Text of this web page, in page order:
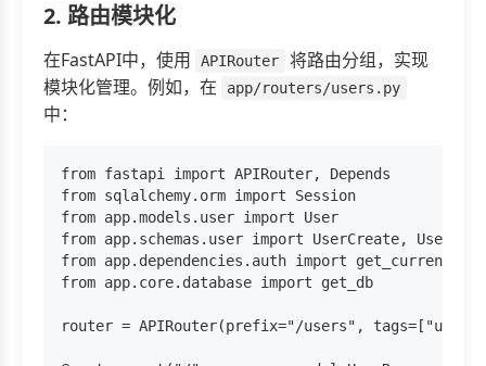
2. 路由模块化
在FastAPI中，使用 APIRouter
将路由分组，实现
模块化管理。例如，在
app/routers/users.py
中：
from fastapi import APIRouter, Depends
from sqlalchemy.orm import Session
from app.models.user import User
from app.schemas.user import UserCreate,
from app.dependencies.auth import
from app.core.database import get_db
router = APIRouter(prefix="/users",